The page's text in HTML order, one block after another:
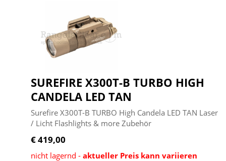
SUREFIRE X300T-B TURBO HIGH
CANDELA LED TAN
Surefire X300T-B TURBO High Candela LED TAN Laser
/ Licht Flashlights & more Zubehör
€ 419,00
nicht lagernd -aktueller Preis kann variieren